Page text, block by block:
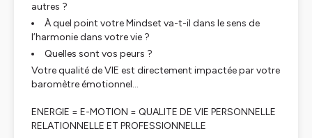
autres ?
À quel point votre Mindset va-t-il dans le sens de
l’harmonie dans votre vie ?
Quelles sont vos peurs ?
Votre qualité de VIE est directement impactée par votre
baromètre émotionnel...
ENERGIE = E-MOTION = QUALITE DE VIE PERSONNELLE
RELATIONNELLE ET PROFESSIONNELLE